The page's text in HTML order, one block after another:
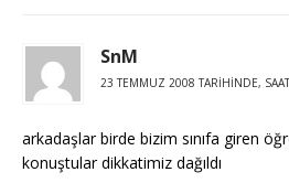
SnM
23 TEMMUZ 2008 TARIHINDE,
arkadaşlar birde bizim sınıfa giren
konuştular dikkatimiz dağıldı